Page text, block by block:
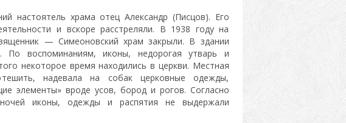
настоятель храма отец Александр (Писцов). Его
и вскоре расстреляли. В 1938 году на
— Симеоновский храм закрыли. В здании
По воспоминаниям, иконы, недорогая утварь и
некоторое время находились в церкви. Местная
надевала на собак церковные одежды,
элементы» вроде усов, бород и рогов. Согласно
иконы, одежды и распятия не выдержали